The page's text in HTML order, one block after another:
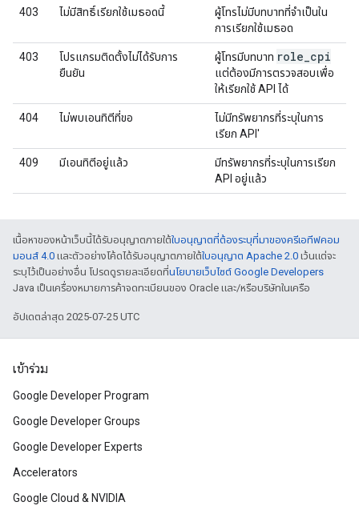
403 ไม่มีสิทธิ์เรียกใช้เมธอดนี้
ผู้โทรไม่มีบทบาทที่จําเป็นใน
การเรียกใช้เมธอด
403
โปรแกรมติดตั้งไม่ได้รับการ
ยืนยัน
ผู้โทรมีบทบาท role cpi
แต่ต้องมีการตรวจสอบเพื่อ
ให้เรียกใช้ API ได้
404 ไม่พบเอนทิตีที่ขอ
ไม่มีทรัพยากรที่ระบุในการ
เรียก API'
409 มีเอนทิตีอยู่แล้ว
มีทรัพยากรที่ระบุในการเรียก
API อยู่แล้ว
เนื้อหาของหน้าเว็บนี้ได้รับอนุญาตภายใต้ใบอนุญาตที่ต้องระบุที่มาของครีเอทีฟคอม
มอนส์ 4.0 และตัวอย่างโค้ดได้รับอนุญาตภายใต้ใบอนุญาต Apache 2.0 เว้นแต่จะ
ระบุไว้เป็นอย่างอื่น โปรดดูรายละเอียดที่นโยบายเว็บไซต์ Google Developers
Java เป็นเครื่องหมายการค้าจดทะเบียนของ Oracle และ/หรือบริษัทในเครือ
อัปเดตล่าสุด 2025-07-25 UTC
เข้าร่วม
Google Developer Program
Google Developer Groups
Google Developer Experts
Accelerators
Google Cloud & NVIDIA